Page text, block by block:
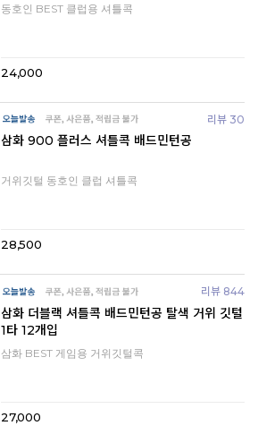
동호인 BEST 클럽용 셔틀콕
24,000
리뷰 30
삼화 900 플러스 셔틀콕 배드민턴공
거위깃털 동호인 클럽 셔틀콕
28,500
리뷰 844
삼화 더블랙 셔틀콕 배드민턴공 탈색 거위 깃털
1타 12개입
삼화 BEST 게임용 거위깃털콕
27,000